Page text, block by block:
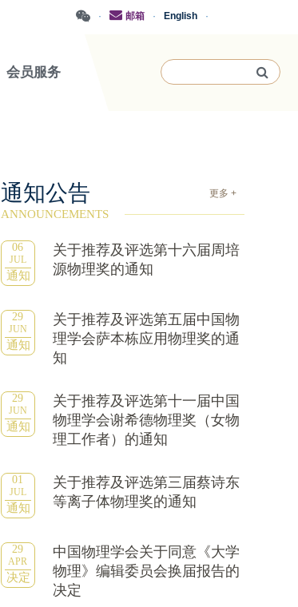
·
English
·
邮箱
·
会员服务
通知公告 更多 +
ANNOUNCEMENTS
06
JUL
通知
关于推荐及评选第十六届周培
源物理奖的通知
29
JUN
通知
关于推荐及评选第五届中国物
理学会萨本栋应用物理奖的通
知
29
JUN
通知
关于推荐及评选第十一届中国
物理学会谢希德物理奖（女物
理工作者）的通知
01
JUL
通知
关于推荐及评选第三届蔡诗东
等离子体物理奖的通知
29
APR
决定
中国物理学会关于同意《大学
物理》编辑委员会换届报告的
决定